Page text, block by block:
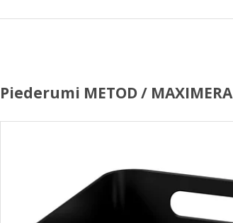
Piederumi METOD / MAXIMERA